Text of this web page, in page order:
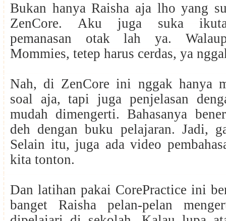
Bukan hanya Raisha aja lho yang
ZenCore. Aku juga suka
pemanasan otak lah ya.
Mommies, tetep harus cerdas, ya
Nah, di ZenCore ini nggak hanya
soal aja, tapi juga penjelasan
mudah dimengerti. Bahasanya
deh dengan buku pelajaran. Jadi,
Selain itu, juga ada video
kita tonton.
Dan latihan pakai CorePractice ini
banget Raisha pelan-pelan